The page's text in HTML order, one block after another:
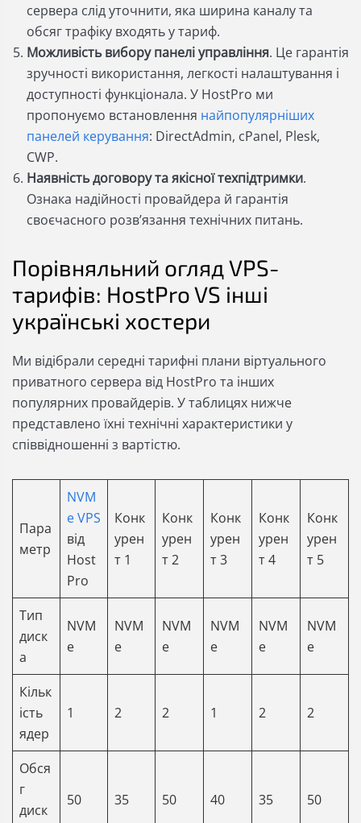
сервера слід уточнити, яка ширина каналу та
обсяг трафіку входять у тариф.
Можливість вибору панелі управління. Це гарантія
зручності використання, легкості налаштування і
доступності функціонала. У HostPro ми
пропонуємо встановлення найпопулярніших
панелей керування: DirectAdmin, cPanel, Plesk,
CWP.
Наявність договору та якісної техпідтримки.
Ознака надійності провайдера й гарантія
своєчасного розв’язання технічних питань.
Порівняльний огляд VPS-
тарифів: HostPro VS інші
українські хостери
Ми відібрали середні тарифні плани віртуального
приватного сервера від HostPro та інших
популярних провайдерів. У таблицях нижче
представлено їхні технічні характеристики у
співвідношенні з вартістю.
Пара
метр
NVM
e VPS
від
Host
Pro
Конк
урен
т 1
Конк
урен
т 2
Конк
урен
т 3
Конк
урен
т 4
Конк
урен
т 5
Тип
диск
а
NVM
e
NVM
e
NVM
e
NVM
e
NVM
e
NVM
e
Кільк
ість
ядер
1 2 2 1 2 2
Обся
г
диск
50 35 50 40 35 50